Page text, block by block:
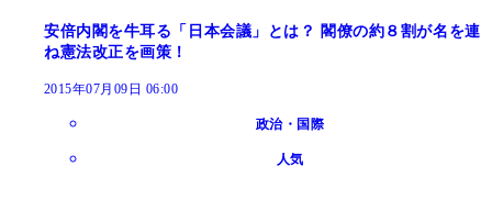
安倍内閣を牛耳る「日本会議」とは？ 閣僚の約８割が名を連
ね憲法改正を画策！
2015年07月09日 06:00
政治・国際
人気